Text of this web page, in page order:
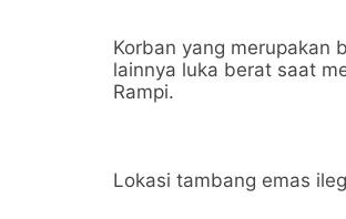
Korban yang merupakan
lainnya luka berat saat
Rampi.
Lokasi tambang emas